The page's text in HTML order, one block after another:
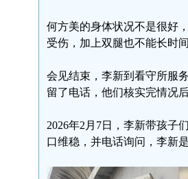
何方美的身体状况不是很好
受伤，加上双腿也不能长时
会见结束，李新到看守所服
留了电话，他们核实完情况
2026年2月7日，李新带孩子
口维稳，并电话询问，李新